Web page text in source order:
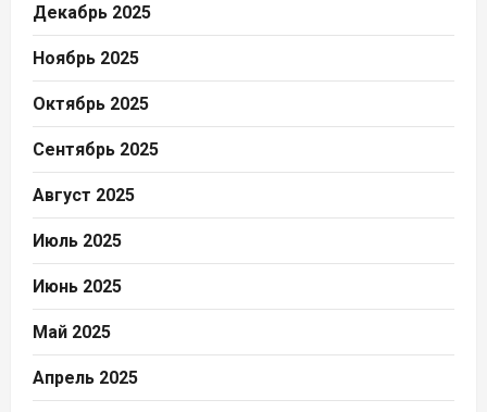
Декабрь 2025
Ноябрь 2025
Октябрь 2025
Сентябрь 2025
Август 2025
Июль 2025
Июнь 2025
Май 2025
Апрель 2025